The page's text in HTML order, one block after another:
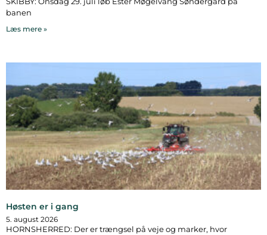
banen
Læs mere »
Høsten er i gang
5. august 2026
HORNSHERRED: Der er trængsel på veje og marker, hvor